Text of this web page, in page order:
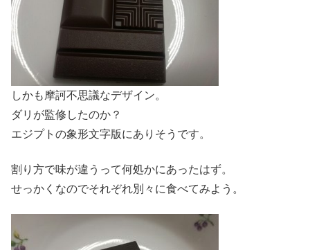
しかも摩訶不思議なデザイン。
ダリが監修したのか？
エジプトの象形文字版にありそうです。
割り方で味が違うって何処かにあったはず。
せっかくなのでそれぞれ別々に食べてみよう。